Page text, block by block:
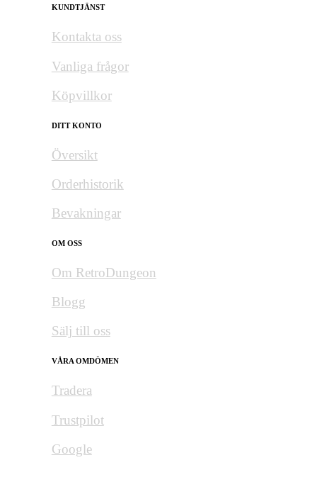
KUNDTJÄNST
Kontakta oss
Vanliga frågor
Köpvillkor
DITT KONTO
Översikt
Orderhistorik
Bevakningar
OM OSS
Om RetroDungeon
Blogg
Sälj till oss
VÅRA OMDÖMEN
Tradera
Trustpilot
Google